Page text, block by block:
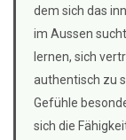
dem sich das
im Aussen
lernen, sich
authentisch zu
Gefühle
sich die